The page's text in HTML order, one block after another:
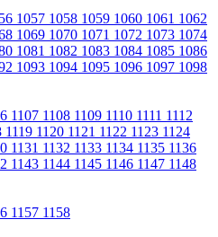
1057 1058 1059 1060 1061 1062
1069 1070 1071 1072 1073 1074
1081 1082 1083 1084 1085 1086
1093 1094 1095 1096 1097 1098
1107 1108 1109 1110 1111 1112
1119 1120 1121 1122 1123 1124
1131 1132 1133 1134 1135 1136
1143 1144 1145 1146 1147 1148
1157 1158